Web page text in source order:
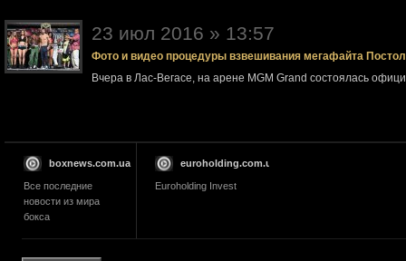
23 июл 2016 » 13:57
Фото и видео процедуры взвешивания мегафайта
Вчера в Лас-Вегасе, на арене MGM Grand состоялась
boxnews.com.ua
Все последние
новости из мира
бокса
euroholding.com.ua
Euroholding Invest